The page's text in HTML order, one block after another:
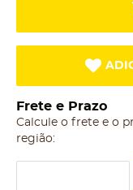
Frete e Prazo
Calcule o frete e o
região: